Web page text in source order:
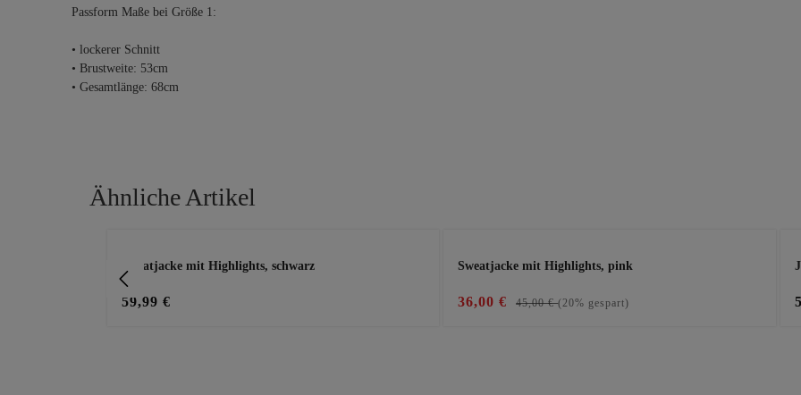
Passform Maße bei Größe 1:
• lockerer Schnitt
• Brustweite: 53cm
• Gesamtlänge: 68cm
Ähnliche Artikel
Sweatjacke mit Highlights, schwarz
59,99 €
Sweatjacke mit Highlights, pink
36,00 € 45,00 €(20% gespart)